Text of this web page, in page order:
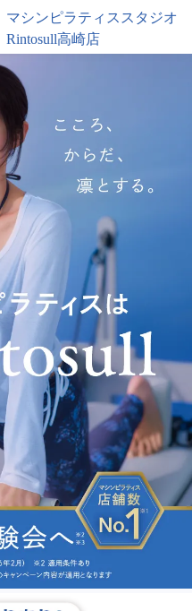
マシンピラティススタジオ
Rintosull高崎店